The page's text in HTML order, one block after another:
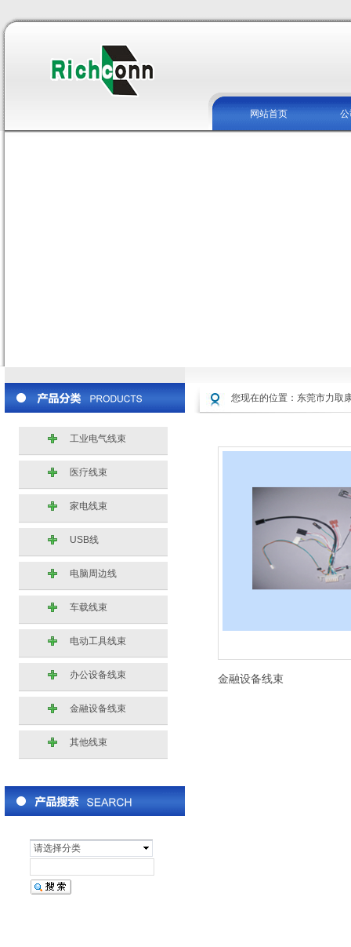
网站首页 公
请选择分类
工业电气线束
医疗线束
家电线束
USB线
电脑周边线
车载线束
电动工具线束
办公设备线束
金融设备线束
其他线束
您现在的位置： 东莞市力取
金融设备线束